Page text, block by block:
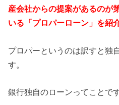
産会社からの提案があるのが
いる「プロパーローン」を紹
プロパーというのは訳すと独
す。
銀行独自のローンってことです